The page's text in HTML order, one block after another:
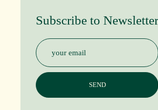
Subscribe to